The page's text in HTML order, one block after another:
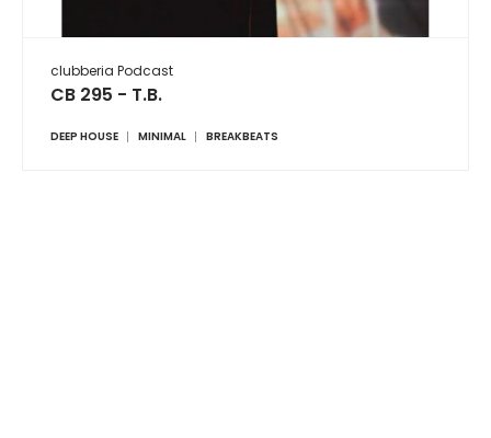
clubberia Podcast
CB 295 - T.B.
DEEP HOUSE MINIMAL BREAKBEATS